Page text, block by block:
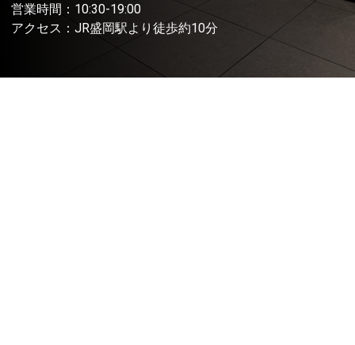
営業時間：10:30-19:00
アクセス：JR盛岡駅より徒歩約10分